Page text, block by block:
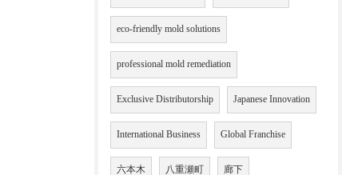
eco-friendly mold solutions
professional mold remediation
Exclusive Distributorship Japanese Innovation
International Business Global Franchise
六本木 八重瀬町 廊下